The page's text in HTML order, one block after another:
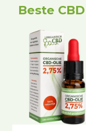
Beste